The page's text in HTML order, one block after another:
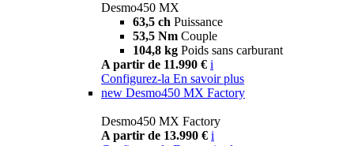
Desmo450 MX
63,5 ch Puissance
53,5 Nm Couple
104,8 kg Poids sans carburant
A partir de 11.990 € i
Configurez-la En savoir plus
new Desmo450 MX Factory
Desmo450 MX Factory
A partir de 13.990 € i